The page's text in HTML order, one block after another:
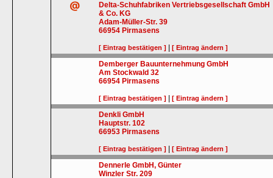
Delta-Schuhfabriken Vertriebsgesellschaft GmbH
& Co. KG
Adam-Müller-Str. 39
66954 Pirmasens
[ Eintrag bestätigen ] |[ Eintrag ändern ]
Demberger Bauunternehmung GmbH
Am Stockwald 32
66954 Pirmasens
[ Eintrag bestätigen ] |[ Eintrag ändern ]
Denkli GmbH
Hauptstr. 102
66953 Pirmasens
[ Eintrag bestätigen ] |[ Eintrag ändern ]
Dennerle GmbH, Günter
Winzler Str. 209